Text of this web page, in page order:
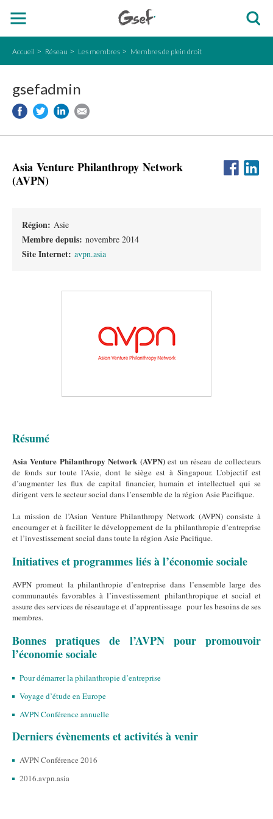
Accueil Réseau Les membres Membres de plein droit
gsefadmin
Asia Venture Philanthropy Network
(AVPN)
Région: Asie
Membre depuis: novembre 2014
Site Internet: avpn.asia
Résumé
Asia Venture Philanthropy Network (AVPN)est un réseau de collecteurs
de fonds sur toute l’Asie, dont le siège est à Singapour. L’objectif est
d’augmenter les flux de capital financier, humain et intellectuel qui se
dirigent vers le secteur social dans l’ensemble de la région Asie Pacifique.
La mission de l’Asian Venture Philanthropy Network (AVPN) consiste à
encourager et à faciliter le développement de la philanthropie d’entreprise
et l’investissement social dans toute la région Asie Pacifique.
Initiatives et programmes liés à l’économie sociale
AVPN promeut la philanthropie d’entreprise dans l’ensemble large des
communautés favorables à l’investissement philanthropique et social et
assure des services de réseautage et d’apprentissage pour les besoins de ses
membres.
Bonnes pratiques de l’AVPN pour promouvoir
l’économie sociale
Pour démarrer la philanthropie d’entreprise
Voyage d’étude en Europe
AVPN Conférence annuelle
Derniers évènements et activités à venir
AVPN Conférence 2016
2016.avpn.asia